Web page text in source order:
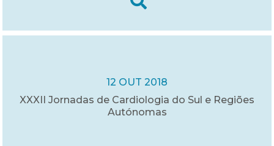
12 OUT 2018
XXXII Jornadas de Cardiologia do Sul e Regiões
Autónomas